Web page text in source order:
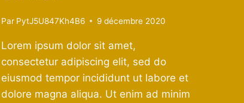
Par PytJ5U847Kh4B6 9 décembre 2020
Lorem ipsum dolor sit amet,
consectetur adipiscing elit, sed do
eiusmod tempor incididunt ut labore et
dolore magna aliqua. Ut enim ad minim